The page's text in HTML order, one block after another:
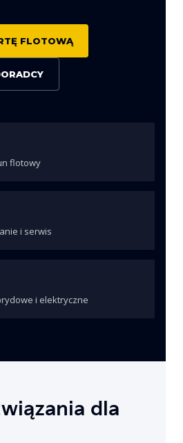
FLOTOWĄ
flotowy
i serwis
i elektryczne
dla